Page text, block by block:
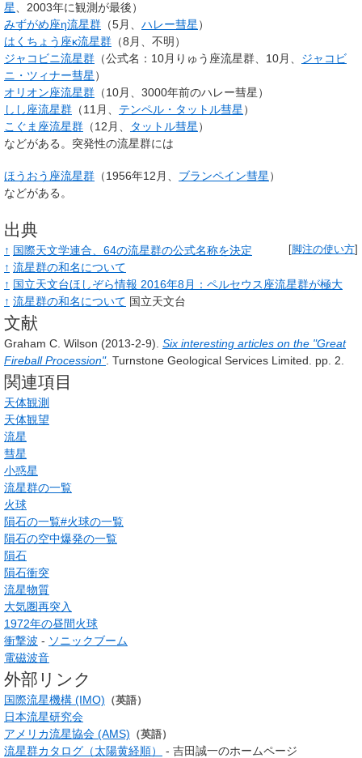
星、2003年に観測が最後）
みずがめ座η流星群 （5月、 ハレー彗星）
はくちょう座κ流星群 （8月、不明）
ジャコビニ流星群 （公式名：10月りゅう座流星群、10月、 ジャコビ
ニ・ツィナー彗星）
オリオン座流星群 （10月、3000年前のハレー彗星）
しし座流星群 （11月、 テンペル・タットル彗星）
こぐま座流星群 （12月、 タットル彗星）
などがある。突発性の流星群には
ほうおう座流星群 （1956年12月、 ブランペイン彗星）
などがある。
出典
[脚注の使い方]
↑ 国際天文学連合、64の流星群の公式名称を決定
↑ 流星群の和名について
↑ 国立天文台ほしぞら情報 2016年8月：ペルセウス座流星群が極大
↑ 流星群の和名について 国立天文台
文献
Graham C. Wilson (2013-2-9). Six interesting articles on the "Great
Fireball Procession". Turnstone Geological Services Limited. pp. 2
関連項目
天体観測
天体観望
流星
彗星
小惑星
流星群の一覧
火球
隕石の一覧#火球の一覧
隕石の空中爆発の一覧
隕石
隕石衝突
流星物質
大気圏再突入
1972年の昼間火球
衝撃波 - ソニックブーム
電磁波音
外部リンク
国際流星機構 (IMO) （英語）
日本流星研究会
アメリカ流星協会 (AMS) （英語）
流星群カタログ（太陽黄経順）
- 吉田誠一のホームページ